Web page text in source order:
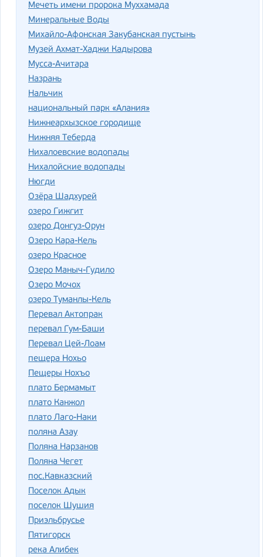
Мечеть имени пророка Муххамада
Минеральные Воды
Михайло-Афонская Закубанская пустынь
Музей Ахмат-Хаджи Кадырова
Мусса-Ачитара
Назрань
Нальчик
национальный парк «Алания»
Нижнеархызское городище
Нижняя Теберда
Нихалоевские водопады
Нихалойские водопады
Нюгди
Озёра Шадхурей
озеро Гижгит
озеро Донгуз-Орун
Озеро Кара-Кель
озеро Красное
Озеро Маныч-Гудило
Озеро Мочох
озеро Туманлы-Кель
Перевал Актопрак
перевал Гум-Баши
Перевал Цей-Лоам
пещера Нохьо
Пещеры Нохъо
плато Бермамыт
плато Канжол
плато Лаго-Наки
поляна Азау
Поляна Нарзанов
Поляна Чегет
пос.Кавказский
Поселок Адык
поселок Шушия
Приэльбрусье
Пятигорск
река Алибек